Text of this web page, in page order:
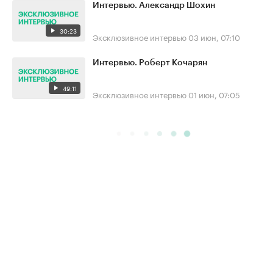
30:23
Интервью. Александр Шохин
Эксклюзивное интервью 03 июн, 07:10
49:11
Интервью. Роберт Кочарян
Эксклюзивное интервью 01 июн, 07:05